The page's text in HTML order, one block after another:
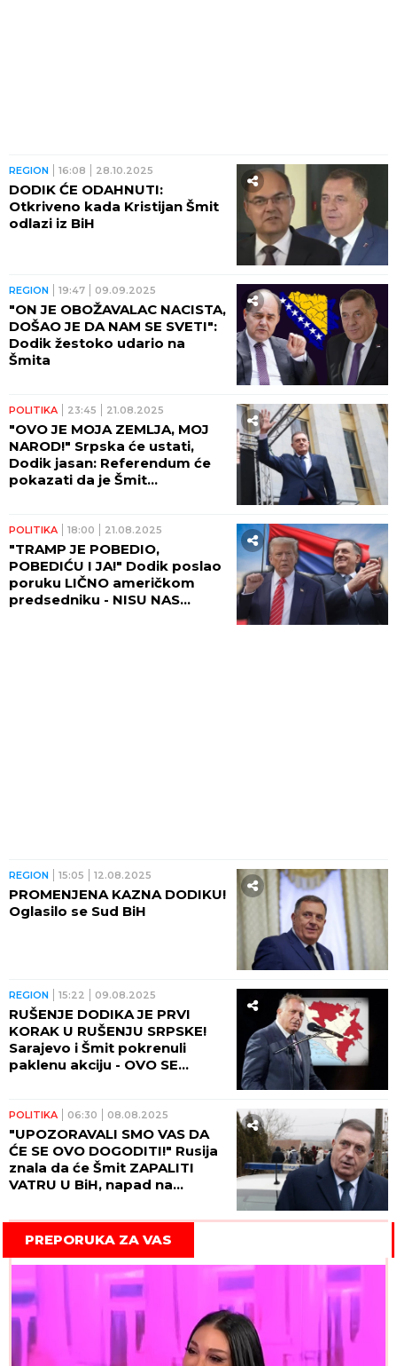
REGION 16:08 28.10.2025
DODIK ĆE ODAHNUTI:
Otkriveno kada Kristijan Šmit
odlazi iz BiH
REGION 19:47 09.09.2025
"ON JE OBOŽAVALAC NACISTA,
DOŠAO JE DA NAM SE SVETI":
Dodik žestoko udario na
Šmita
POLITIKA 23:45 21.08.2025
"OVO JE MOJA ZEMLJA, MOJ
NAROD!" Srpska će ustati,
Dodik jasan: Referendum će
pokazati da je Šmit
POLITIKA 18:00 21.08.2025
"TRAMP JE POBEDIO,
POBEDIĆU I JA!" Dodik poslao
poruku LIČNO američkom
predsedniku - NISU NAS
REGION 15:05 12.08.2025
PROMENJENA KAZNA DODIKU!
Oglasilo se Sud BiH
REGION 15:22 09.08.2025
RUŠENJE DODIKA JE PRVI
KORAK U RUŠENJU SRPSKE!
Sarajevo i Šmit pokrenuli
paklenu akciju - OVO SE
POLITIKA 06:30 08.08.2025
"UPOZORAVALI SMO VAS DA
ĆE SE OVO DOGODITI!" Rusija
znala da će Šmit ZAPALITI
VATRU U BiH, napad na
sprečen!
PREPORUKA ZA VAS